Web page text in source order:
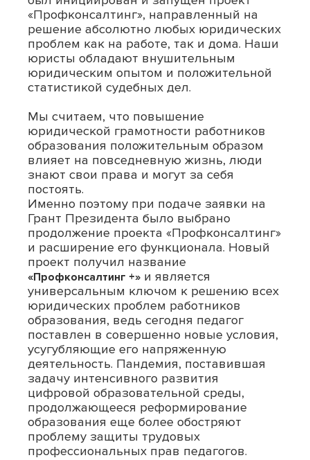
«Профконсалтинг», направленный на
решение абсолютно любых юридических
проблем как на работе, так и дома. Наши
юристы обладают внушительным
юридическим опытом и положительной
статистикой судебных дел.
Мы считаем, что повышение
юридической грамотности работников
образования положительным образом
влияет на повседневную жизнь, люди
знают свои права и могут за себя
постоять.
Именно поэтому при подаче заявки на
Грант Президента было выбрано
продолжение проекта «Профконсалтинг»
и расширение его функционала. Новый
проект получил название
«Профконсалтинг +» и является
универсальным ключом к решению всех
юридических проблем работников
образования, ведь сегодня педагог
поставлен в совершенно новые условия,
усугубляющие его напряженную
деятельность. Пандемия, поставившая
задачу интенсивного развития
цифровой образовательной среды,
продолжающееся реформирование
образования еще более обостряют
проблему защиты трудовых
профессиональных прав педагогов.